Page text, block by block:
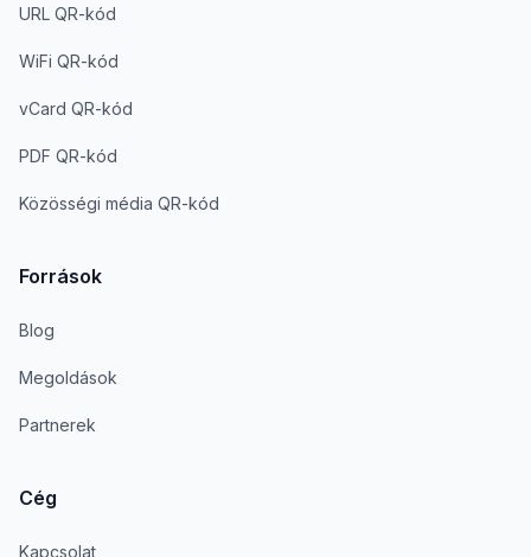
URL QR-kód
WiFi QR-kód
vCard QR-kód
PDF QR-kód
Közösségi média QR-kód
Források
Blog
Megoldások
Partnerek
Cég
Kapcsolat